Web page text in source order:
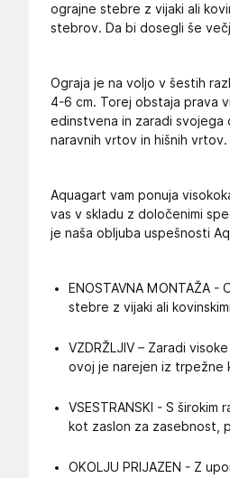
ograjne stebre z vijaki ali
stebrov. Da bi dosegli še
Ograja je na voljo v šestih
4-6 cm. Torej obstaja prava
edinstvena in zaradi svojega
naravnih vrtov in hišnih vrtov.
Aquagart vam ponuja
vas v skladu z določenimi
je naša obljuba uspešnosti
ENOSTAVNA MONTAŽA
stebre z vijaki ali
VZDRŽLJIV – Zaradi
ovoj je narejen iz trpežne
VSESTRANSKI - S
kot zaslon za zasebnost,
OKOLJU PRIJAZEN - Z